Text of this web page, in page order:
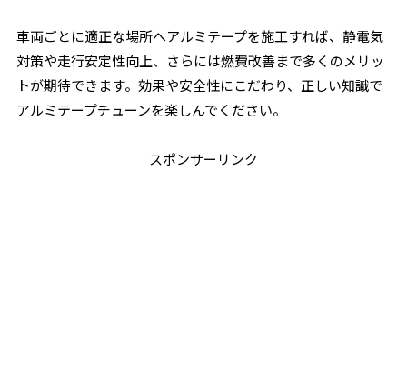
車両ごとに適正な場所へアルミテープを施工すれば、静電気
対策や走行安定性向上、さらには燃費改善まで多くのメリッ
トが期待できます。効果や安全性にこだわり、正しい知識で
アルミテープチューンを楽しんでください。
スポンサーリンク